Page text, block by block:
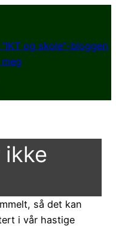
“IKT og skole”-bloggen
ikke
så det kan
i vår hastige